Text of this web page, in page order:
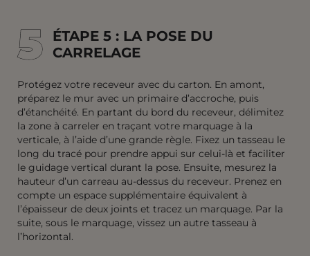
5
5
ÉTAPE 5 : LA POSE DU
CARRELAGE
Protégez votre receveur avec du carton. En amont,
préparez le mur avec un primaire d’accroche, puis
d’étanchéité. En partant du bord du receveur, délimitez
la zone à carreler en traçant votre marquage à la
verticale, à l’aide d’une grande règle. Fixez un tasseau le
long du tracé pour prendre appui sur celui-là et faciliter
le guidage vertical durant la pose. Ensuite, mesurez la
hauteur d’un carreau au-dessus du receveur. Prenez en
compte un espace supplémentaire équivalent à
l’épaisseur de deux joints et tracez un marquage. Par la
suite, sous le marquage, vissez un autre tasseau à
l’horizontal.